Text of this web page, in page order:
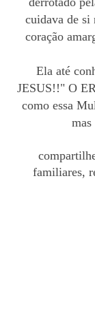
cuidava de si
coração
Ela até
JESUS!!" O
como essa
familiares,